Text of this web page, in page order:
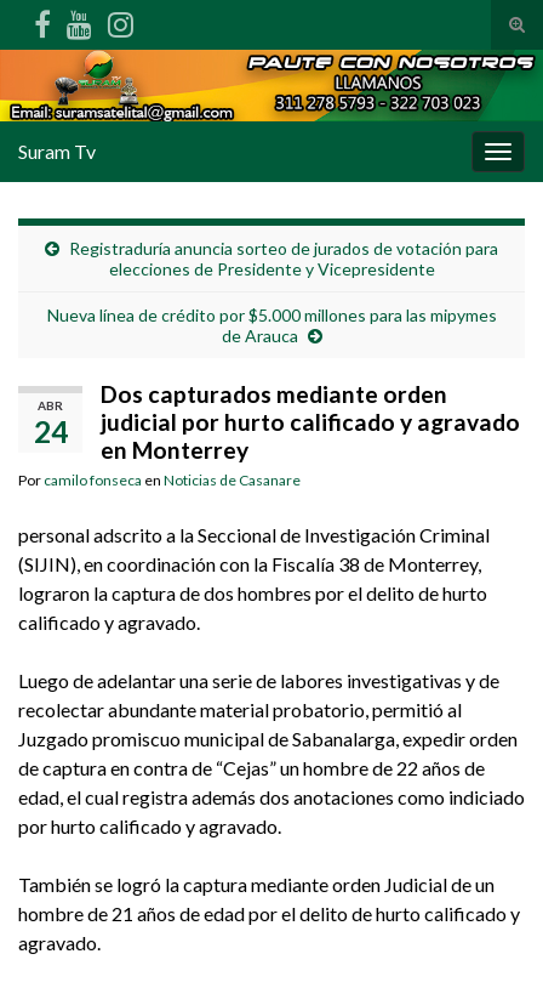
Suram Tv
Registraduría anuncia sorteo de jurados de votación para
elecciones de Presidente y Vicepresidente
Nueva línea de crédito por $5.000 millones para las mipymes
de Arauca
ABR
24
Dos capturados mediante orden
judicial por hurto calificado y agravado
en Monterrey
Por camilo fonseca en Noticias de Casanare
personal adscrito a la Seccional de Investigación Criminal
(SIJIN), en coordinación con la Fiscalía 38 de Monterrey,
lograron la captura de dos hombres por el delito de hurto
calificado y agravado.
Luego de adelantar una serie de labores investigativas y de
recolectar abundante material probatorio, permitió al
Juzgado promiscuo municipal de Sabanalarga, expedir orden
de captura en contra de “Cejas” un hombre de 22 años de
edad, el cual registra además dos anotaciones como indiciado
por hurto calificado y agravado.
También se logró la captura mediante orden Judicial de un
hombre de 21 años de edad por el delito de hurto calificado y
agravado.